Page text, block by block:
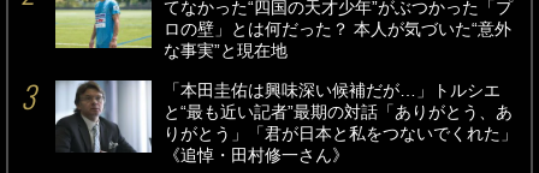
てなかった“四国の天才少年”がぶつかった「プ
ロの壁」とは何だった？ 本人が気づいた“意外
な事実”と現在地
「本田圭佑は興味深い候補だが…」トルシエ
と“最も近い記者”最期の対話「ありがとう、あ
りがとう」「君が日本と私をつないでくれた」
《追悼・田村修一さん》